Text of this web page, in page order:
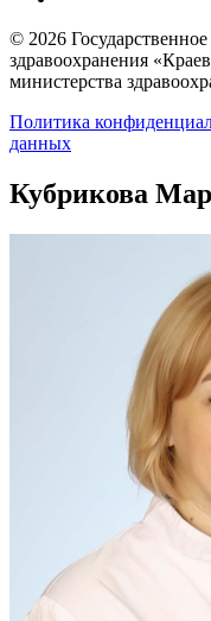
© 2026
здравоохранения
министерства
Политика
данных
Кубрикова